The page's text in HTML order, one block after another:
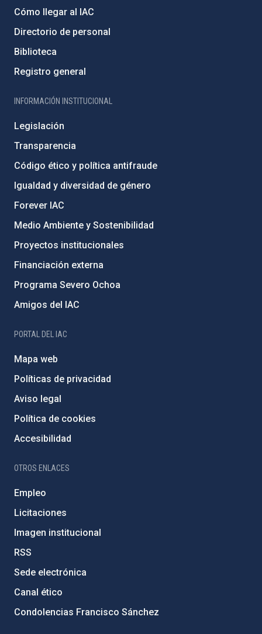
Cómo llegar al IAC
Directorio de personal
Biblioteca
Registro general
INFORMACIÓN INSTITUCIONAL
Legislación
Transparencia
Código ético y política antifraude
Igualdad y diversidad de género
Forever IAC
Medio Ambiente y Sostenibilidad
Proyectos institucionales
Financiación externa
Programa Severo Ochoa
Amigos del IAC
PORTAL DEL IAC
Mapa web
Políticas de privacidad
Aviso legal
Política de cookies
Accesibilidad
OTROS ENLACES
Empleo
Licitaciones
Imagen institucional
RSS
Sede electrónica
Canal ético
Condolencias Francisco Sánchez